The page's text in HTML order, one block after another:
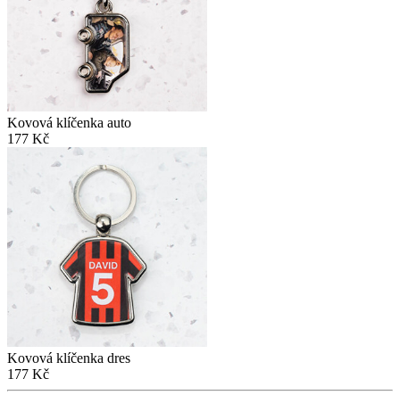
Kovová klíčenka auto
177 Kč
Kovová klíčenka dres
177 Kč